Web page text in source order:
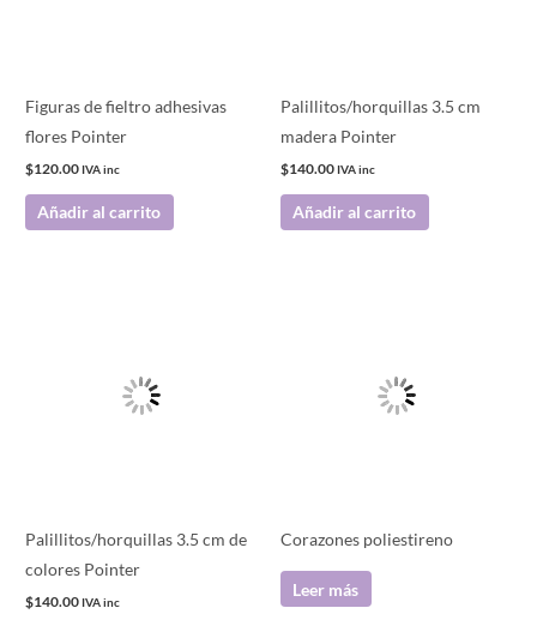
Figuras de fieltro adhesivas
flores Pointer
$120.00 IVA inc
Añadir al carrito
Palillitos/horquillas 3.5 cm
madera Pointer
$140.00 IVA inc
Añadir al carrito
Palillitos/horquillas 3.5 cm de
colores Pointer
$140.00 IVA inc
Corazones poliestireno
Leer más